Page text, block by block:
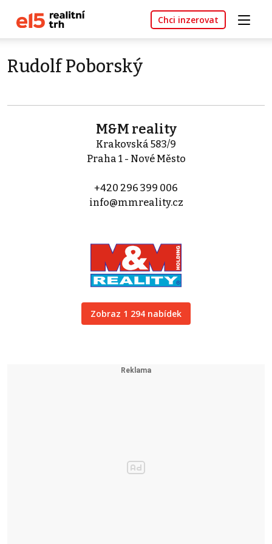
Chci inzerovat
Rudolf Poborský
M&M reality
Krakovská 583/9
Praha 1 - Nové Město
+420 296 399 006
info@mmreality.cz
Zobraz 1 294 nabídek